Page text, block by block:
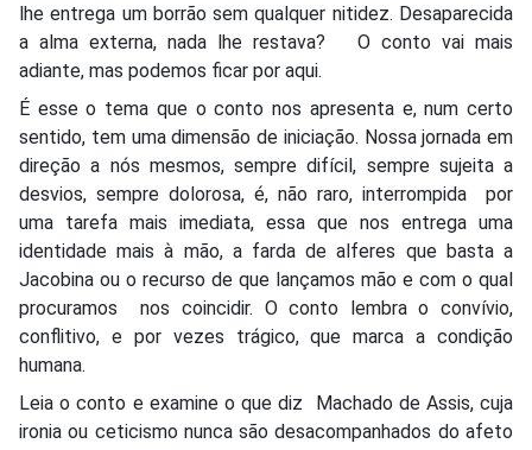
lhe entrega um borrão sem qualquer nitidez. Desaparecida
a alma externa, nada lhe restava? O conto vai mais
adiante, mas podemos ficar por aqui.
É esse o tema que o conto nos apresenta e, num certo
sentido, tem uma dimensão de iniciação. Nossa jornada em
direção a nós mesmos, sempre difícil, sempre sujeita a
desvios, sempre dolorosa, é, não raro, interrompida por
uma tarefa mais imediata, essa que nos entrega uma
identidade mais à mão, a farda de alferes que basta a
Jacobina ou o recurso de que lançamos mão e com o qual
procuramos nos coincidir. O conto lembra o convívio,
conflitivo, e por vezes trágico, que marca a condição
humana.
Leia o conto e examine o que diz Machado de Assis, cuja
ironia ou ceticismo nunca são desacompanhados do afeto